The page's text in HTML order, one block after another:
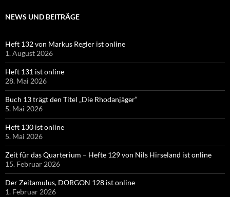
NEWS UND BEITRÄGE
Heft 132 von Markus Regler ist online
1. August 2026
Heft 131 ist online
28. Mai 2026
Buch 13 trägt den Titel „Die Rhodanjäger“
5. Mai 2026
Heft 130 ist online
5. Mai 2026
Zeit für das Quarterium – Hefte 129 von Nils Hirseland ist online
15. Februar 2026
Der Zeitamulus, DORGON 128 ist online
1. Februar 2026